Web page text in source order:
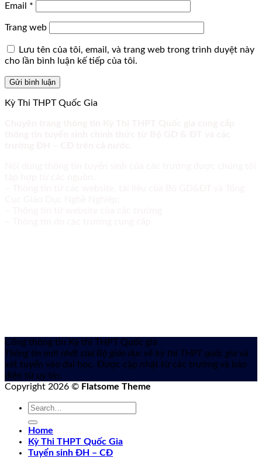
Email *
Trang web
Lưu tên của tôi, email, và trang web trong trình duyệt này
cho lần bình luận kế tiếp của tôi.
Kỳ Thi THPT Quốc Gia
Cổng thông tin Kỳ thi THPT Quốc gia
Thông tin mới nhất của Bộ giáo dục về kỳ thi THPT quốc gia và
xét tuyển vào đại học. Được cập nhật từ các trường và báo
điện tử uy tín.
Copyright 2026 © Flatsome Theme
Home
Kỳ Thi THPT Quốc Gia
Tuyển sinh ĐH – CĐ